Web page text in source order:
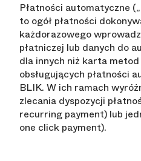
Płatności automatyczne
to ogół płatności
każdorazowego
płatniczej lub danych do
dla innych niż karta metod
obsługujących płatności
BLIK. W ich ramach
zlecania dyspozycji
recurring payment) lub
one click payment).